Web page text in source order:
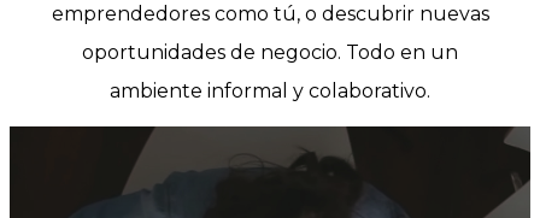
emprendedores como tú, o descubrir nuevas
oportunidades de negocio. Todo en un
ambiente informal y colaborativo.